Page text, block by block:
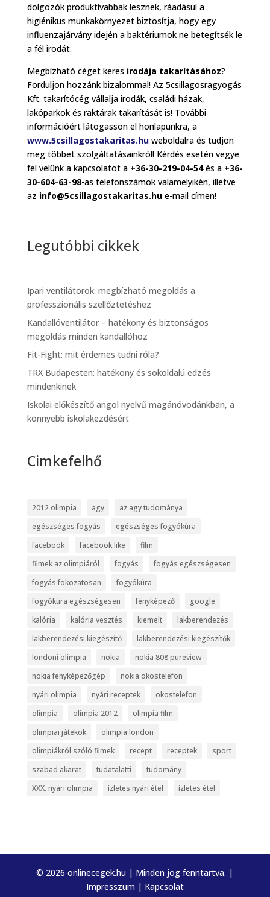
dolgozók produktívabbak lesznek, ráadásul a
higiénikus munkakörnyezet biztosítja, hogy egy
influenzajárvány idején a baktériumok ne betegítsék le
a fél irodát.
Megbízható céget keres irodája takarításához?
Forduljon hozzánk bizalommal! Az 5csillagosragyogás
Kft. takarítócég vállalja irodák, családi házak,
lakóparkok és raktárak takarítását is! További
információért látogasson el honlapunkra, a
www.5csillagostakaritas.huweboldalra és tudjon
meg többet szolgáltatásainkról! Kérdés esetén vegye
fel velünk a kapcsolatot a +36-30-219-04-54és a +36-
30-604-63-98-as telefonszámok valamelyikén, illetve
az info@5csillagostakaritas.hue-mail címen!
Legutóbbi cikkek
Ipari ventilátorok: megbízható megoldás a
professzionális szellőztetéshez
Kandallóventilátor – hatékony és biztonságos
megoldás minden kandallóhoz
Fit-Fight: mit érdemes tudni róla?
TRX Budapesten: hatékony és sokoldalú edzés
mindenkinek
Iskolai előkészítő angol nyelvű magánóvodánkban, a
könnyebb iskolakezdésért
Cimkefelhő
2012 olimpia agy
az agy tudománya
egészséges fogyás
egészséges fogyókúra
facebook
facebook like
film
filmek az olimpiáról
fogyás
fogyás egészségesen
fogyás fokozatosan
fogyókúra
fogyókúra egészségesen
fényképező
google
kalória
kalória vesztés kiemelt
lakberendezés
lakberendezési kiegészítő
lakberendezési kiegészítők
londoni olimpia
nokia
nokia 808 pureview
nokia fényképezőgép
nokia okostelefon
nyári olimpia
nyári receptek
okostelefon
olimpia
olimpia 2012
olimpia film
olimpiai játékok
olimpia london
olimpiákról szóló filmek
recept receptek
sport
szabad akarat
tudatalatti
tudomány
XXX. nyári olimpia
ízletes nyári étel ízletes étel
© 2026 onlinecegek.hu | Minden jog fenntartva. |
Impresszum| Kapcsolat